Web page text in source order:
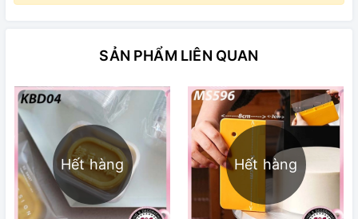
SẢN PHẨM LIÊN QUAN
Hết hàng Hết hàng